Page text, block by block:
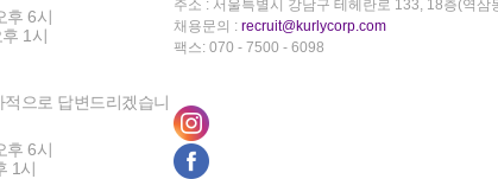
후 6시
1시
으로 답변드리겠습니
후 6시
1시
주소 : 서울특별시 강남구 테헤란로 133, 18층(역삼
채용문의 : recruit@kurlycorp.com
팩스: 070 - 7500 - 6098